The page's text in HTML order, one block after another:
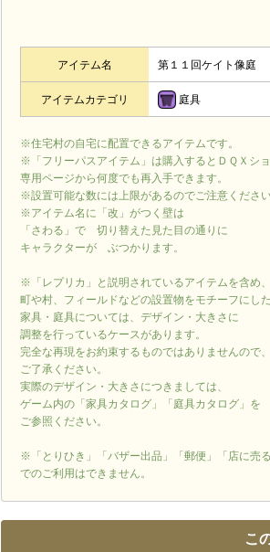
アイテム名 第１１回ケイト像庭
アイテムカテゴリ 庭具
※住宅村の自宅に配置できるアイテムです。
※「フリーパスアイテム」は購入するとＤＱＸシ
専用ページから何度でも再入手できます。
※設置可能な数には上限があるのでご注意ください
※アイテム名に「改」がつく壁は
「さわる」で 切り替えた見た目の通りに
キャラクターが ぶつかります。
※「レプリカ」と説明されているアイテムを含め、
町や村、フィールドなどの設置物をモチーフにした
家具・庭具については、デザイン・大きさに
調整を行っているケースがあります。
完全な再現をお約束するものではありませんので、
ご了承ください。
実際のデザイン・大きさにつきましては、
ゲーム内の「家具カタログ」「庭具カタログ」を
ご参照ください。
※「とりひき」「バザー出品」「郵便」「店に売る
でのご利用はできません。
こ